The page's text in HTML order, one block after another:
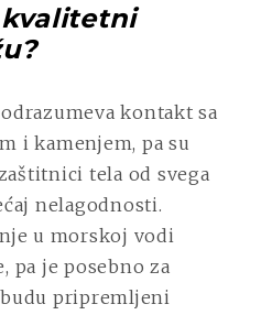
kontakt sa
i kamenjem, pa su
tela od svega
nelagodnosti.
u morskoj vodi
pa je posebno za
pripremljeni